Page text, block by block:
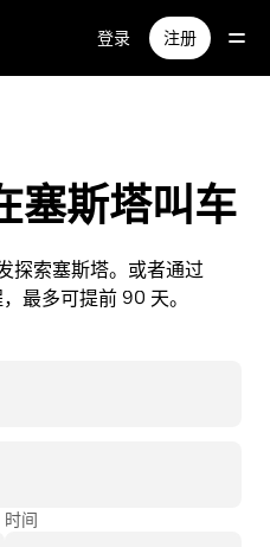
登录 注册
塞斯塔叫车
探索塞斯塔。或者通过
最多可提前 90 天。
时间